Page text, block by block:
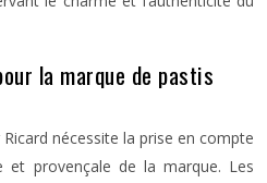
la marque de pastis
nécessite la prise en compte
et provençale de la marque. Les